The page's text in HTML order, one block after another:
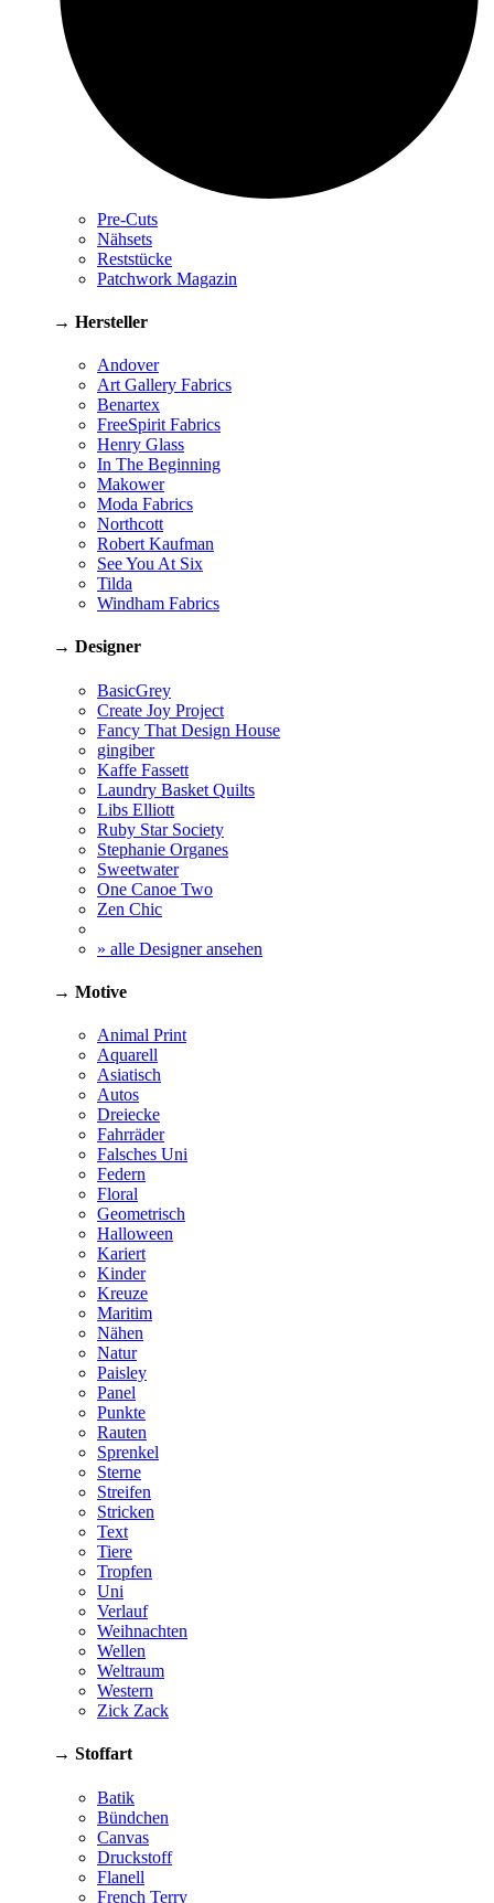
Pre-Cuts
Nähsets
Reststücke
Patchwork Magazin
→ Hersteller
Andover
Art Gallery Fabrics
Benartex
FreeSpirit Fabrics
Henry Glass
In The Beginning
Makower
Moda Fabrics
Northcott
Robert Kaufman
See You At Six
Tilda
Windham Fabrics
→ Designer
BasicGrey
Create Joy Project
Fancy That Design House
gingiber
Kaffe Fassett
Laundry Basket Quilts
Libs Elliott
Ruby Star Society
Stephanie Organes
Sweetwater
One Canoe Two
Zen Chic
» alle Designer ansehen
→ Motive
Animal Print
Aquarell
Asiatisch
Autos
Dreiecke
Fahrräder
Falsches Uni
Federn
Floral
Geometrisch
Halloween
Kariert
Kinder
Kreuze
Maritim
Nähen
Natur
Paisley
Panel
Punkte
Rauten
Sprenkel
Sterne
Streifen
Stricken
Text
Tiere
Tropfen
Uni
Verlauf
Weihnachten
Wellen
Weltraum
Western
Zick Zack
→ Stoffart
Batik
Bündchen
Canvas
Druckstoff
Flanell
French Terry